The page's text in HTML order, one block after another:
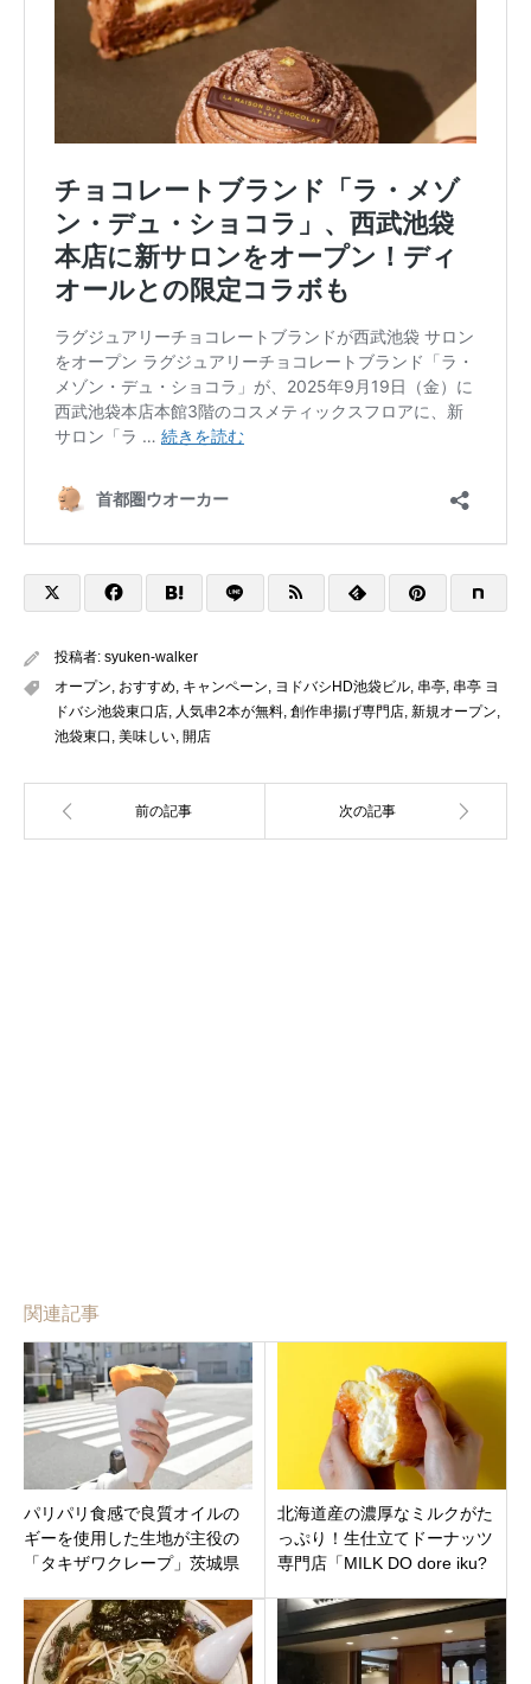
投稿者: syuken-walker
オープン, おすすめ, キャンペーン, ヨドバシHD池袋ビル, 串亭, 串亭 ヨ
ドバシ池袋東口店, 人気串2本が無料, 創作串揚げ専門店, 新規オープン,
池袋東口 , 美味しい, 開店
関連記事
パリパリ食感で良質オイルの
ギーを使用した生地が主役の
「タキザワクレープ」茨城県
北海道産の濃厚なミルクがた
っぷり！生仕立てドーナッツ
専門店「MILK DO dore iku?
ン！